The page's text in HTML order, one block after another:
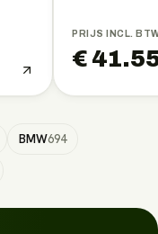
PRIJS INCL.
€
BMW694